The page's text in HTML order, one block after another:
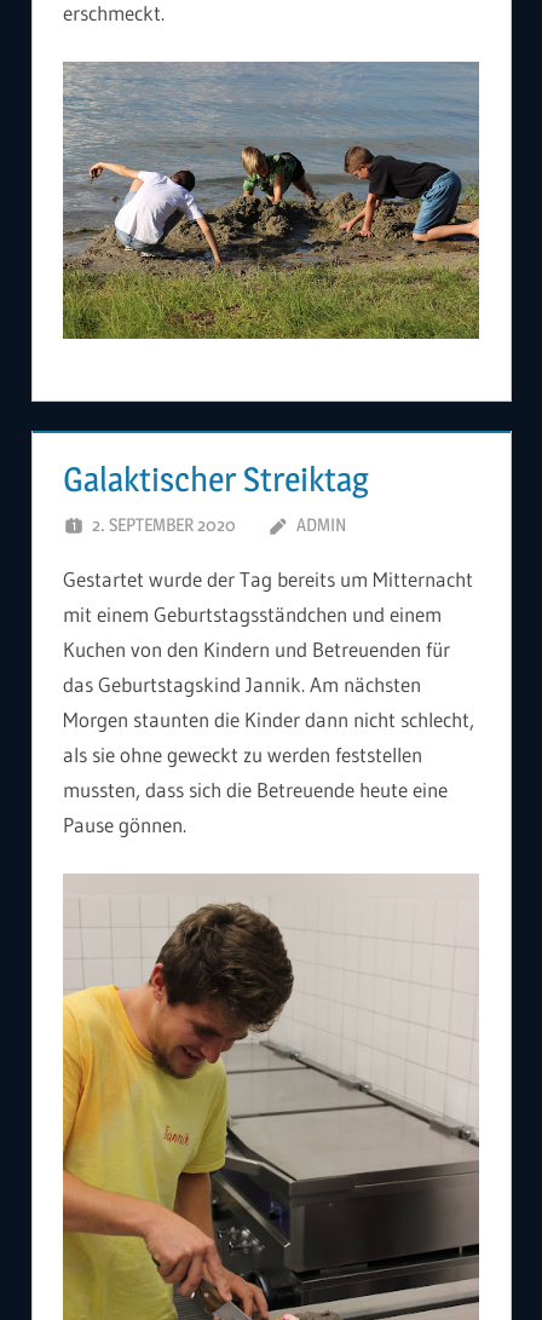
erschmeckt.
Galaktischer Streiktag
2. SEPTEMBER 2020 ADMIN
Gestartet wurde der Tag bereits um Mitternacht
mit einem Geburtstagsständchen und einem
Kuchen von den Kindern und Betreuenden für
das Geburtstagskind Jannik. Am nächsten
Morgen staunten die Kinder dann nicht schlecht,
als sie ohne geweckt zu werden feststellen
mussten, dass sich die Betreuende heute eine
Pause gönnen.